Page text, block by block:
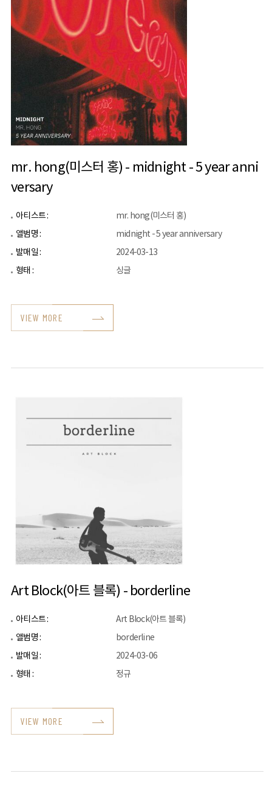
mr. hong(미스터 홍) - midnight - 5 year anni
versary
아티스트 :
mr. hong(미스터 홍)
앨범명 :
midnight - 5 year anniversary
발매일 :
2024-03-13
형태 :
싱글
VIEW MORE
Art Block(아트 블록) - borderline
아티스트 :
Art Block(아트 블록)
앨범명 :
borderline
발매일 :
2024-03-06
형태 :
정규
VIEW MORE